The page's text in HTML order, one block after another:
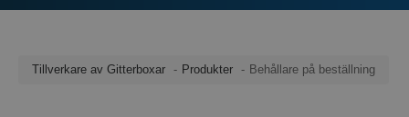
Tillverkare av Gitterboxar Produkter Behållare på beställning